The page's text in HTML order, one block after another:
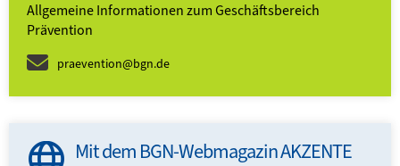
Allgemeine Informationen zum Geschäftsbereich
Prävention
praevention@bgn.de
Mit dem BGN-Webmagazin AKZENTE